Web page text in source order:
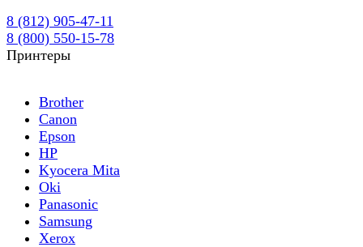
8 (812) 905-47-11
8 (800) 550-15-78
Принтеры
Brother
Canon
Epson
HP
Kyocera Mita
Oki
Panasonic
Samsung
Xerox